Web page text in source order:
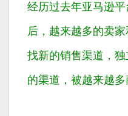
经历过去年亚马逊
后，越来越多的卖
找新的销售渠道，
的渠道，被越来越多